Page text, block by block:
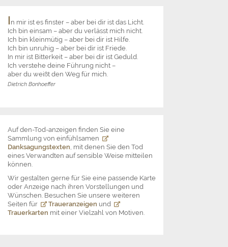
In mir ist es finster – aber bei dir ist das Licht.
Ich bin einsam – aber du verlässt mich nicht.
Ich bin kleinmütig – aber bei dir ist Hilfe.
Ich bin unruhig – aber bei dir ist Friede.
In mir ist Bitterkeit – aber bei dir ist Geduld.
Ich verstehe deine Führung nicht –
aber du weißt den Weg für mich.
Dietrich Bonhoeffer
Auf den-Tod-anzeigen finden Sie eine
Sammlung von einfühlsamen
Danksagungstexten, mit denen Sie den Tod
eines Verwandten auf sensible Weise mitteilen
können.
Wir gestalten gerne für Sie eine passende Karte
oder Anzeige nach ihren Vorstellungen und
Wünschen. Besuchen Sie unsere weiteren
Seiten für
Traueranzeigen und
Trauerkarten mit einer Vielzahl von Motiven.